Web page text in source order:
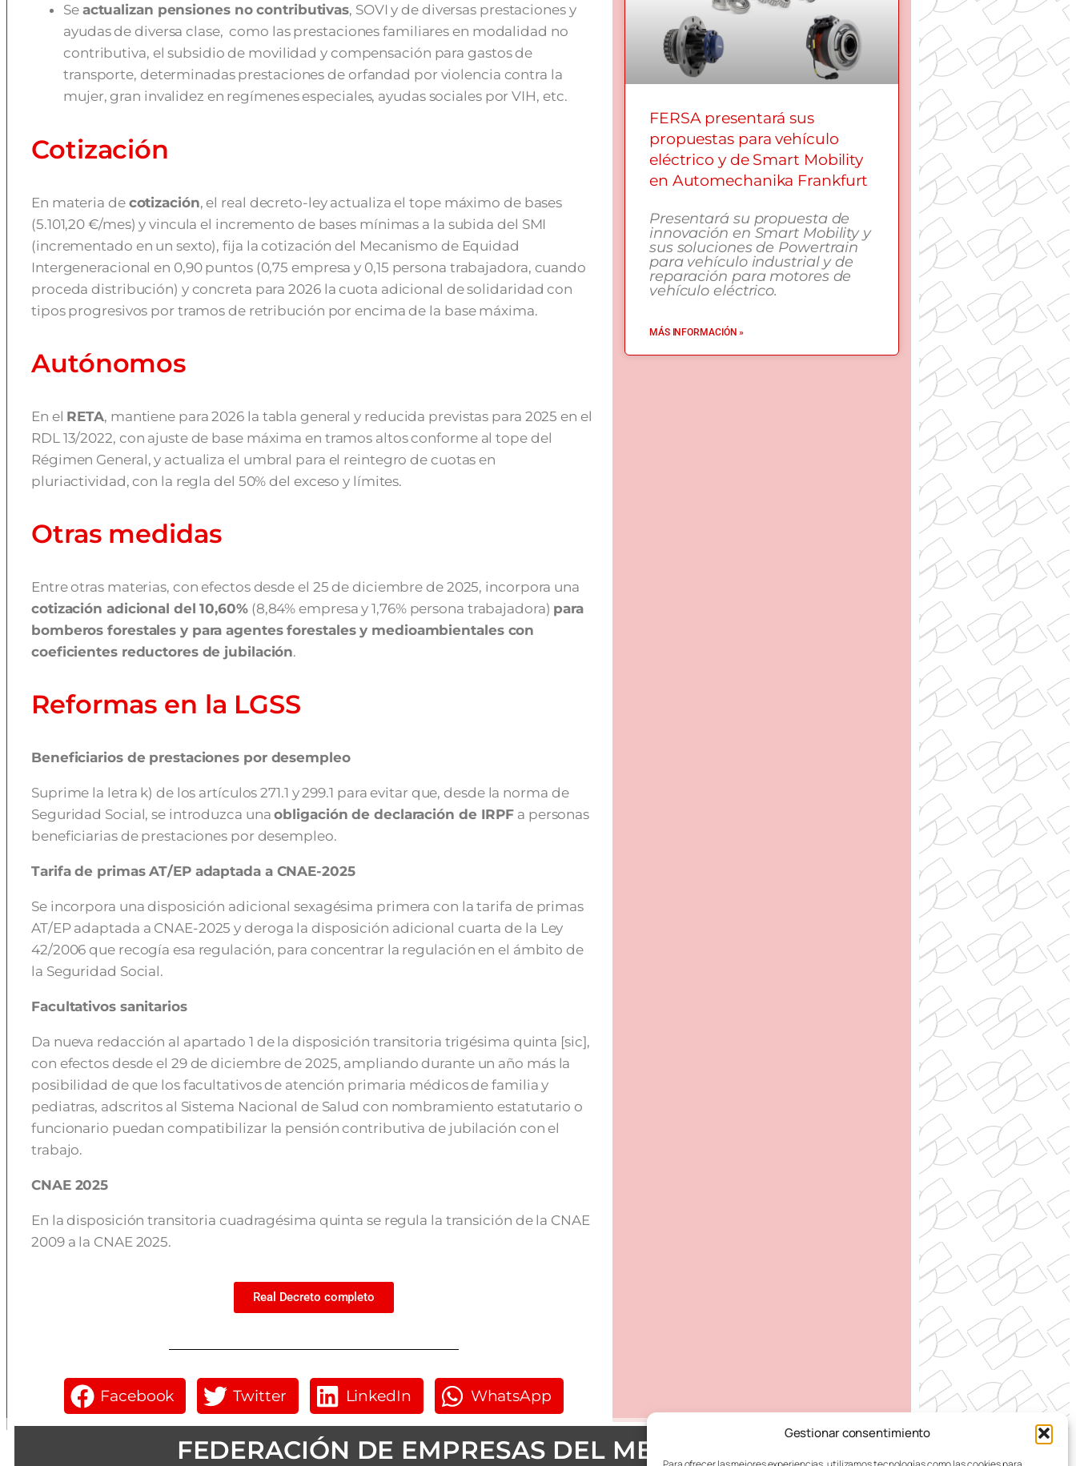
Gestionar consentimiento
Se actualizan pensiones no contributivas, SOVI y de diversas prestaciones y
ayudas de diversa clase, como las prestaciones familiares en modalidad no
contributiva, el subsidio de movilidad y compensación para gastos de
transporte, determinadas prestaciones de orfandad por violencia contra la
mujer, gran invalidez en regímenes especiales, ayudas sociales por VIH, etc.
Cotización
En materia de cotización, el real decreto-ley actualiza el tope máximo de bases
(5.101,20 €/mes) y vincula el incremento de bases mínimas a la subida del SMI
(incrementado en un sexto), fija la cotización del Mecanismo de Equidad
Intergeneracional en 0,90 puntos (0,75 empresa y 0,15 persona trabajadora, cuando
proceda distribución) y concreta para 2026 la cuota adicional de solidaridad con
tipos progresivos por tramos de retribución por encima de la base máxima.
Autónomos
En el RETA, mantiene para 2026 la tabla general y reducida previstas para 2025 en el
RDL 13/2022, con ajuste de base máxima en tramos altos conforme al tope del
Régimen General, y actualiza el umbral para el reintegro de cuotas en
pluriactividad, con la regla del 50% del exceso y límites.
Otras medidas
Entre otras materias, con efectos desde el 25 de diciembre de 2025, incorpora una
cotización adicional del 10,60%(8,84% empresa y 1,76% persona trabajadora) para
bomberos forestales y para agentes forestales y medioambientales con
coeficientes reductores de jubilación.
Reformas en la LGSS
Beneficiarios de prestaciones por desempleo
Suprime la letra k) de los artículos 271.1 y 299.1 para evitar que, desde la norma de
Seguridad Social, se introduzca unaobligación de declaración de IRPF a personas
beneficiarias de prestaciones por desempleo.
Tarifa de primas AT/EP adaptada a CNAE-2025
Se incorpora una disposición adicional sexagésima primera con la tarifa de primas
AT/EP adaptada a CNAE-2025 y deroga la disposición adicional cuarta de la Ley
42/2006 que recogía esa regulación, para concentrar la regulación en el ámbito de
la Seguridad Social.
Facultativos sanitarios
Da nueva redacción al apartado 1 de la disposición transitoria trigésima quinta [sic],
con efectos desde el 29 de diciembre de 2025, ampliando durante un año más la
posibilidad de que los facultativos de atención primaria médicos de familia y
pediatras, adscritos al Sistema Nacional de Salud con nombramiento estatutario o
funcionario puedan compatibilizar la pensión contributiva de jubilación con el
trabajo.
CNAE 2025
En la disposición transitoria cuadragésima quinta se regula la transición de la CNAE
2009 a la CNAE 2025.
Real Decreto completo
Facebook Twitter LinkedIn WhatsApp
FERSA presentará sus
propuestas para vehículo
eléctrico y de Smart Mobility
en Automechanika Frankfurt
Presentará su propuesta de
innovación en Smart Mobility y
sus soluciones de Powertrain
para vehículo industrial y de
reparación para motores de
vehículo eléctrico.
MÁS INFORMACIÓN »
FEDERACIÓN DE EMPRESAS DEL METAL DE ZARAGOZA